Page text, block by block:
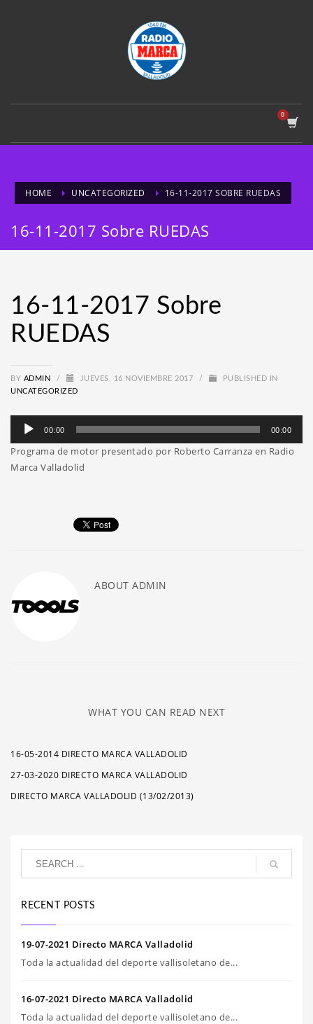
HOME UNCATEGORIZED 16-11-2017 SOBRE RUEDAS
16-11-2017 Sobre RUEDAS
16-11-2017 Sobre
RUEDAS
BY ADMIN / JUEVES, 16 NOVIEMBRE 2017 /
PUBLISHED IN
UNCATEGORIZED
Reproductor
audio
00:00 00:00
Programa de motor presentado por Roberto Carranza en Radio
Marca Valladolid
ABOUT ADMIN
WHAT YOU CAN READ NEXT
16-05-2014 DIRECTO MARCA VALLADOLID
27-03-2020 DIRECTO MARCA VALLADOLID
DIRECTO MARCA VALLADOLID (13/02/2013)
RECENT POSTS
19-07-2021 Directo MARCA Valladolid
Toda la actualidad del deporte vallisoletano de...
16-07-2021 Directo MARCA Valladolid
Toda la actualidad del deporte vallisoletano de...